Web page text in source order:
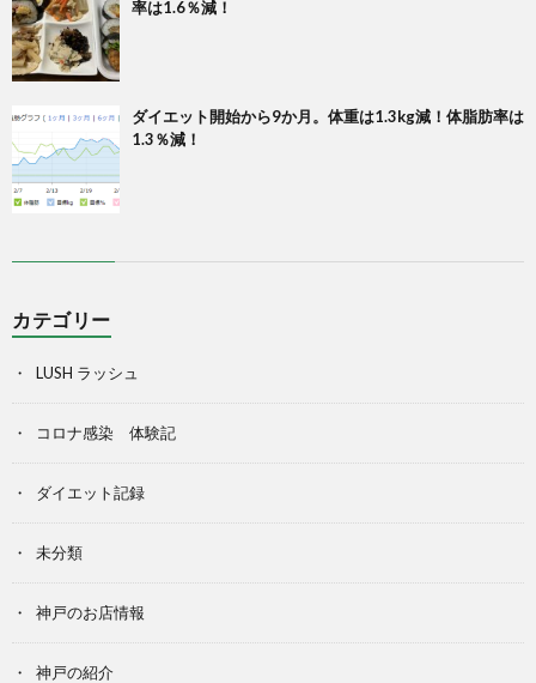
率は1.6％減！
ダイエット開始から9か月。体重は1.3kg減！体脂肪率は
1.3％減！
カテゴリー
LUSH ラッシュ
コロナ感染 体験記
ダイエット記録
未分類
神戸のお店情報
神戸の紹介